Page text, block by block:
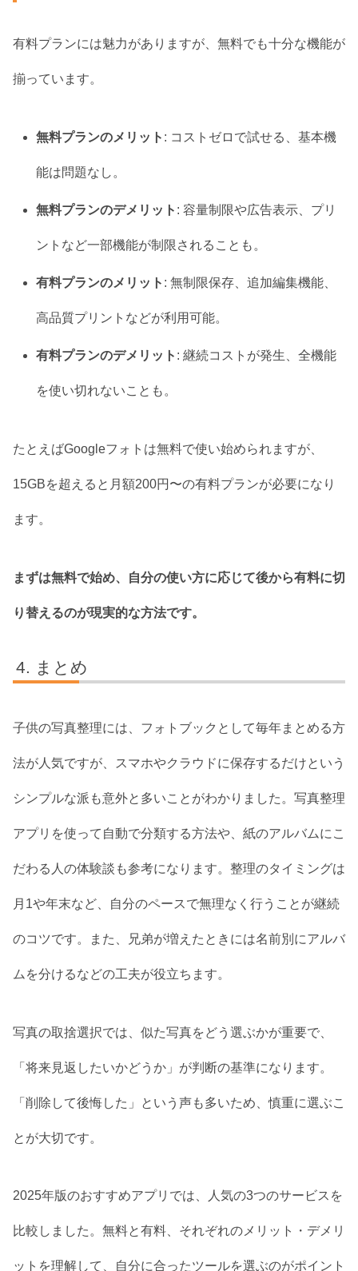
有料プランには魅力がありますが、無料でも十分な機能が
揃っています。
無料プランのメリット : コストゼロで試せる、基本機
能は問題なし。
無料プランのデメリット : 容量制限や広告表示、プリ
ントなど一部機能が制限されることも。
有料プランのメリット : 無制限保存、追加編集機能、
高品質プリントなどが利用可能。
有料プランのデメリット : 継続コストが発生、全機能
を使い切れないことも。
たとえばGoogleフォトは無料で使い始められますが、
15GBを超えると月額200円〜の有料プランが必要になり
ます。
まずは無料で始め、自分の使い方に応じて後から有料に切
り替えるのが現実的な方法です。
まとめ
子供の写真整理には、フォトブックとして毎年まとめる方
法が人気ですが、スマホやクラウドに保存するだけという
シンプルな派も意外と多いことがわかりました。写真整理
アプリを使って自動で分類する方法や、紙のアルバムにこ
だわる人の体験談も参考になります。整理のタイミングは
月1や年末など、自分のペースで無理なく行うことが継続
のコツです。また、兄弟が増えたときには名前別にアルバ
ムを分けるなどの工夫が役立ちます。
写真の取捨選択では、似た写真をどう選ぶかが重要で、
「将来見返したいかどうか」が判断の基準になります。
「削除して後悔した」という声も多いため、慎重に選ぶこ
とが大切です。
2025年版のおすすめアプリでは、人気の3つのサービスを
比較しました。無料と有料、それぞれのメリット・デメリ
ットを理解して、自分に合ったツールを選ぶのがポイント